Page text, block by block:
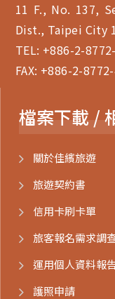
11 F., No. 137,
Dist., Taipei City
TEL: +886-2-
FAX: +886-2-
檔案下載 /
關於佳繽旅遊
旅遊契約書
信用卡刷卡單
旅客報名需求調
運用個人資料報
護照申請